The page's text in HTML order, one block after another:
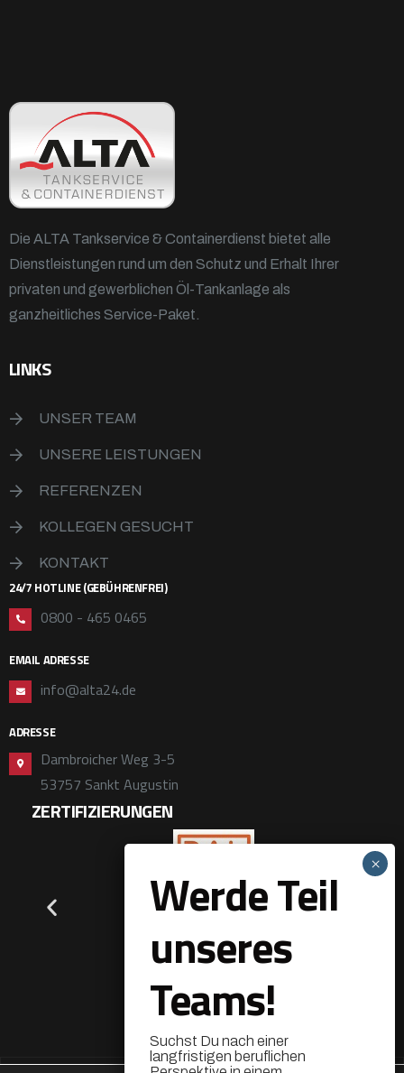
Die ALTA Tankservice & Containerdienst bietet alle
Dienstleistungen rund um den Schutz und Erhalt Ihrer
privaten und gewerblichen Öl-Tankanlage als
ganzheitliches Service-Paket.
LINKS
UNSER TEAM
UNSERE LEISTUNGEN
REFERENZEN
KOLLEGEN GESUCHT
KONTAKT
24/7 HOTLINE (GEBÜHRENFREI)
0800 - 465 0465
EMAIL ADRESSE
info@alta24.de
ADRESSE
Dambroicher Weg 3-5
53757 Sankt Augustin
ZERTIFIZIERUNGEN
Werde Teil
unseres
Teams!
Suchst Du nach einer
langfristigen beruflichen